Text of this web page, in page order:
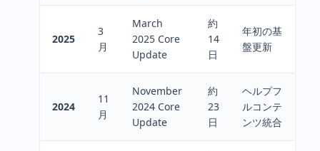
2025
3
月
March
2025 Core
Update
約
14
日
年初の基
盤更新
2024
11
月
November
2024 Core
Update
約
23
日
ヘルプフ
ルコンテ
ンツ統合